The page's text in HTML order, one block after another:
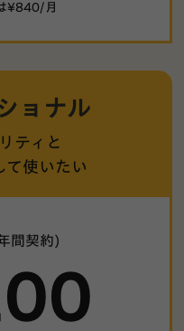
¥840/月
ョナル
ティと
て使いたい
間契約)